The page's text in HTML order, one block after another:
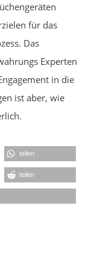
für das
Das
Experten
in die
ist aber, wie
teilen
teilen